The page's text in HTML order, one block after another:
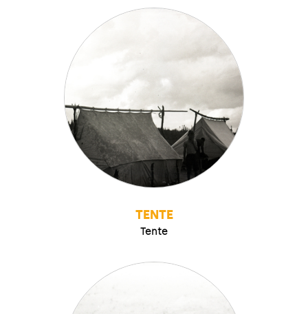
TENTE
Tente